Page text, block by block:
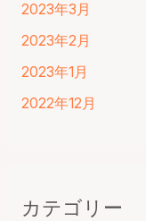
2023年3月
2023年2月
2023年1月
2022年12月
カテゴリー